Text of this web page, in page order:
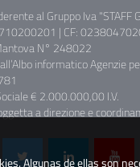
Algunas de ellas son
al Gruppo Iva "STAFF
| CF:
N° 248022
informatico Agenzie
€ 2.000.000,00 I.V.
a direzione e